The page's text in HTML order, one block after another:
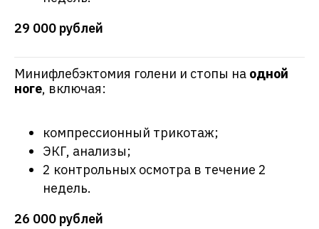
29 000 рублей
Минифлебэктомия голени и стопы на одной
ноге, включая:
компрессионный трикотаж;
ЭКГ, анализы;
2 контрольных осмотра в течение 2
недель.
26 000 рублей